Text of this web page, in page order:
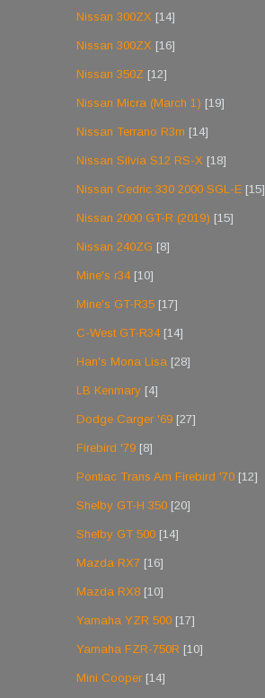
Nissan 300ZX [14]
Nissan 300ZX [16]
Nissan 350Z [12]
Nissan Micra (March 1) [19]
Nissan Terrano R3m [14]
Nissan Silvia S12 RS-X [18]
Nissan Cedric 330 2000 SGL-E [15]
Nissan 2000 GT-R (2019) [15]
Nissan 240ZG [8]
Mine's r34 [10]
Mine's GT-R35 [17]
C-West GT-R34 [14]
Han's Mona Lisa [28]
LB Kenmary [4]
Dodge Carger '69 [27]
Firebird '79 [8]
Pontiac Trans Am Firebird '70 [12]
Shelby GT-H 350 [20]
Shelby GT 500 [14]
Mazda RX7 [16]
Mazda RX8 [10]
Yamaha YZR 500 [17]
Yamaha FZR-750R [10]
Mini Cooper [14]